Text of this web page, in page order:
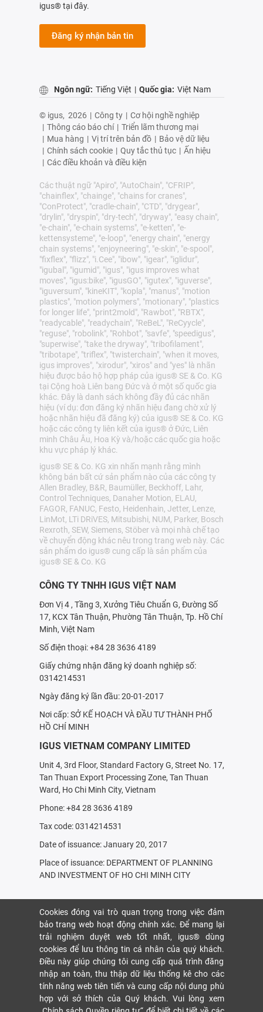
igus® tại đây.
Đăng ký nhận bản tin
Ngôn ngữ: Tiếng Việt | Quốc gia: Việt Nam
© igus, 2026 | Công ty | Cơ hội nghề nghiệp
| Thông cáo báo chí | Triển lãm thương mại
| Mua hàng | Vị trí trên bản đồ | Bảo vệ dữ liệu
| Chính sách cookie | Quy tắc thủ tục | Ấn hiệu
| Các điều khoản và điều kiện
Các thuật ngữ "Apiro", "AutoChain", "CFRIP",
"chainflex", "chainge", "chains for cranes",
"ConProtect", "cradle-chain", "CTD", "drygear",
"drylin", "dryspin", "dry-tech", "dryway", "easy chain",
"e-chain", "e-chain systems", "e-ketten", "e-
kettensysteme", "e-loop", "energy chain", "energy
chain systems", "enjoyneering", "e-skin", "e-spool",
"fixflex", "flizz", "i.Cee", "ibow", "igear", "iglidur",
"igubal", "igumid", "igus", "igus improves what
moves", "igus:bike", "igusGO", "igutex", "iguverse",
"iguversum", "kineKIT", "kopla", "manus", "motion
plastics", "motion polymers", "motionary", "plastics
for longer life", "print2mold", "Rawbot", "RBTX",
"readycable", "readychain", "ReBeL", "ReCyycle",
"reguse", "robolink", "Rohbot", "savfe", "speedigus",
"superwise", "take the dryway", "tribofilament",
"tribotape", "triflex", "twisterchain", "when it moves,
igus improves", "xirodur", "xiros" and "yes" là nhãn
hiệu được bảo hộ hợp pháp của igus® SE & Co. KG
tại Cộng hoà Liên bang Đức và ở một số quốc gia
khác. Đây là danh sách không đầy đủ các nhãn
hiệu (ví dụ: đơn đăng ký nhãn hiệu đang chờ xử lý
hoặc nhãn hiệu đã đăng ký) của igus® SE & Co. KG
hoặc các công ty liên kết của igus® ở Đức, Liên
minh Châu Âu, Hoa Kỳ và/hoặc các quốc gia hoặc
khu vực pháp lý khác.
igus® SE & Co. KG xin nhấn mạnh rằng mình
không bán bất cứ sản phẩm nào của các công ty
Allen Bradley, B&R, Baumüller, Beckhoff, Lahr,
Control Techniques, Danaher Motion, ELAU,
FAGOR, FANUC, Festo, Heidenhain, Jetter, Lenze,
LinMot, LTi DRiVES, Mitsubishi, NUM, Parker, Bosch
Rexroth, SEW, Siemens, Stöber và mọi nhà chế tạo
về chuyển động khác nêu trong trang web này. Các
sản phẩm do igus® cung cấp là sản phẩm của
igus® SE & Co. KG
CÔNG TY TNHH IGUS VIỆT NAM
Đơn Vị 4 , Tầng 3, Xưởng Tiêu Chuẩn G, Đường Số
17, KCX Tân Thuận, Phường Tân Thuận, Tp. Hồ Chí
Minh, Việt Nam
Số điện thoại: +84 28 3636 4189
Giấy chứng nhận đăng ký doanh nghiệp số:
0314214531
Ngày đăng ký lần đầu: 20-01-2017
Nơi cấp: SỞ KẾ HOẠCH VÀ ÐẦU TƯ THÀNH PHỐ
HỒ CHÍ MINH
IGUS VIETNAM COMPANY LIMITED
Unit 4, 3rd Floor, Standard Factory G, Street No. 17,
Tan Thuan Export Processing Zone, Tan Thuan
Ward, Ho Chi Minh City, Vietnam
Phone: +84 28 3636 4189
Tax code: 0314214531
Date of issuance: January 20, 2017
Place of issuance: DEPARTMENT OF PLANNING
AND INVESTMENT OF HO CHI MINH CITY
Cookies đóng vai trò quan trọng trong việc đảm
bảo trang web hoạt động chính xác. Để mang lại
trải nghiệm duyệt web tốt nhất, igus® dùng
cookies để lưu thông tin cá nhân của quý khách.
Điều này giúp chúng tôi cung cấp quá trình đăng
nhập an toàn, thu thập dữ liệu thống kê cho các
tính năng web tiên tiến và cung cấp nội dung phù
hợp với sở thích của Quý khách. Vui lòng xem